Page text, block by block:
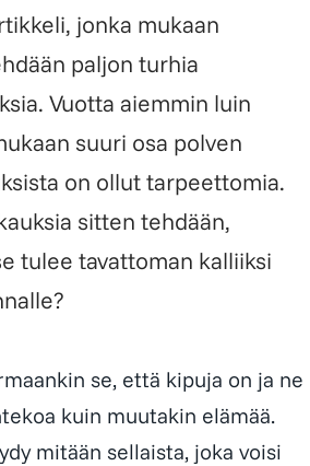
jonka mukaan
paljon turhia
Vuotta aiemmin luin
suuri osa polven
on ollut tarpeettomia.
sitten tehdään,
tulee tavattoman kalliiksi
se, että kipuja on ja ne
kuin muutakin elämää.
mitään sellaista, joka voisi